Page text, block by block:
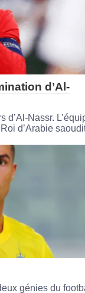
d’Al-
d’Al-Nassr.
d’Arabie
génies du